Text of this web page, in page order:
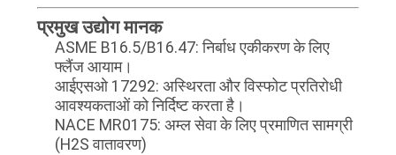
प्रमुख उद्योग मानक
ASME B16.5/B16.47: निर्बाध एकीकरण के लिए
फ्लैंज आयाम।
आईएसओ 17292: अस्थिरता और विस्फोट प्रतिरोधी
आवश्यकताओं को निर्दिष्ट करता है।
NACE MR0175: अम्ल सेवा के लिए प्रमाणित सामग्री
(H2S वातावरण)